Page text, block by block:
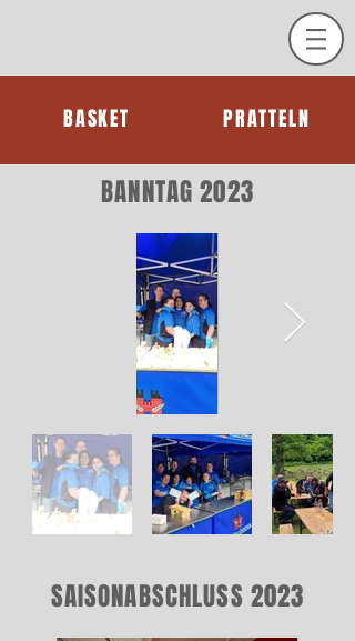
PRATTELN
BASKET
BANNTAG 2023
SAISONABSCHLUSS 2023